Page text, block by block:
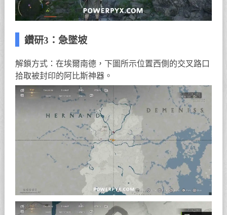
鑽研3：急墜坡
解鎖方式：在埃爾南德，下圖所示位置西側的交叉路口
拾取被封印的阿比斯神器。